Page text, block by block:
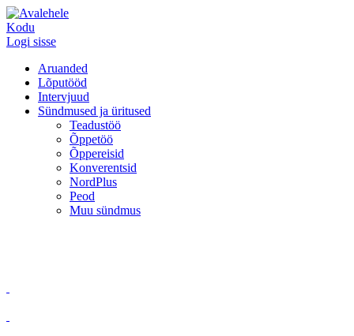
Kodu
Logi sisse
Aruanded
Lõputööd
Intervjuud
Sündmused ja üritused
Teadustöö
Õppetöö
Õppereisid
Konverentsid
NordPlus
Peod
Muu sündmus